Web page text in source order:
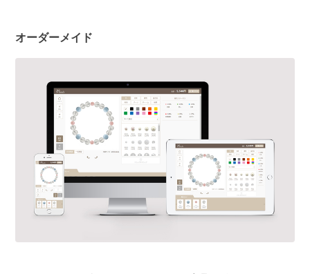
オーダーメイド